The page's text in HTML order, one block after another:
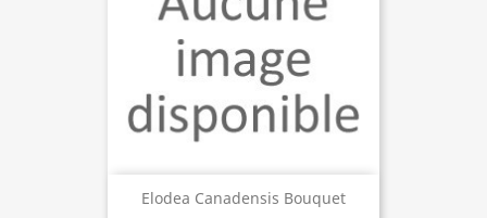
Elodea Canadensis Bouquet